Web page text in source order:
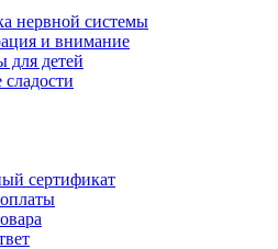
нервной системы
и внимание
для детей
сертификат